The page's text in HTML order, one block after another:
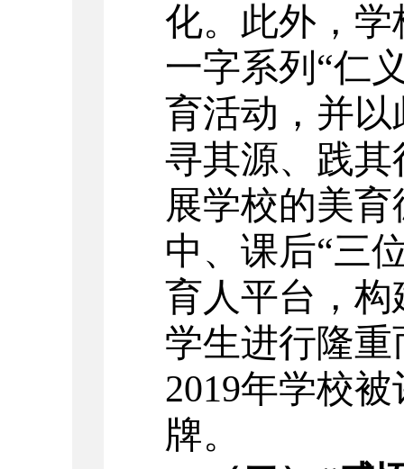
化。此外，
一字系列“仁
育活动，并以
寻其源、践其
展学校的美
中、课后“三
育人平台，
学生进行隆
2019年学校
牌。